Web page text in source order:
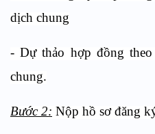
dịch chung
- Dự thảo hợp đồng
chung.
Bước 2: Nộp hồ sơ đăng